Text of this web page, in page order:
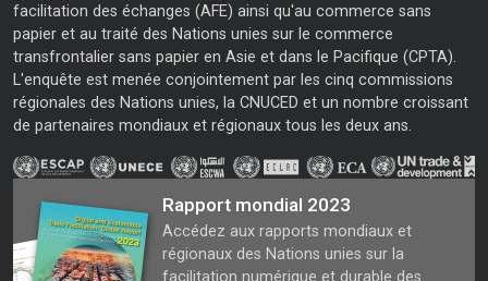
facilitation des échanges (AFE) ainsi qu'au commerce sans
papier et au traité des Nations unies sur le commerce
transfrontalier sans papier en Asie et dans le Pacifique (CPTA).
L'enquête est menée conjointement par les cinq commissions
régionales des Nations unies, la CNUCED et un nombre croissant
de partenaires mondiaux et régionaux tous les deux ans.
Rapport mondial 2023
Accédez aux rapports mondiaux et
régionaux des Nations unies sur la